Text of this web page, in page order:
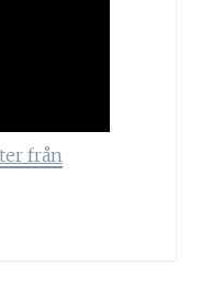
från